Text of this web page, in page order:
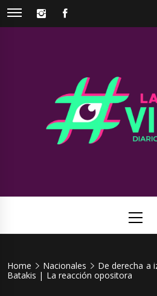
Skip
INSTAGRAM
Menu
Home Nacionales
De derecha a
Batakis | La reacción opositora